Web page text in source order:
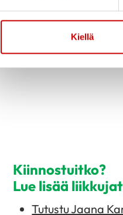
Kiellä
Haluaisitko
terveysaiheista
Kiinnostuitko?
Lue lisää
Tutustu Jaana